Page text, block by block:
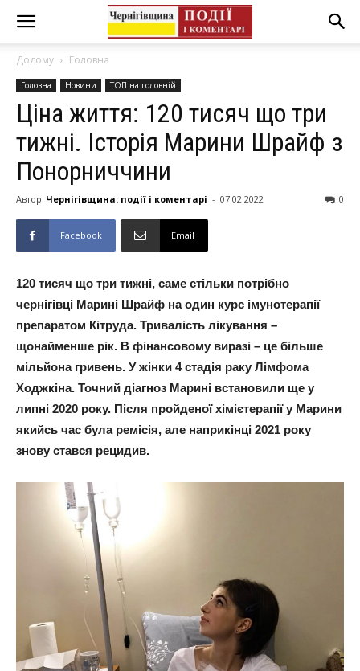
Додому Головна
Головна Новини ТОП на головній
Ціна життя: 120 тисяч що три
тижні. Історія Марини Шрайф з
Понорниччини
Автор Чернігівщина: події і коментарі - 07.02.2022 0
Facebook Email
120 тисяч що три тижні, саме стільки потрібно
чернігівці Марині Шрайф на один курс імунотерапії
препаратом Кітруда. Тривалість лікування –
щонайменше рік. В фінансовому виразі – це більше
мільйона гривень. У жінки 4 стадія раку Лімфома
Ходжкіна. Точний діагноз Марині встановили ще у
липні 2020 року. Після пройденої хімієтерапії у Марини
якийсь час була ремісія, але наприкінці 2021 року
знову стався рецидив.